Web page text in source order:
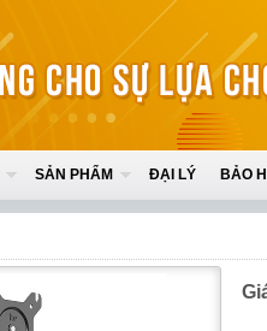
SẢN PHẨM ĐẠI LÝ BẢO